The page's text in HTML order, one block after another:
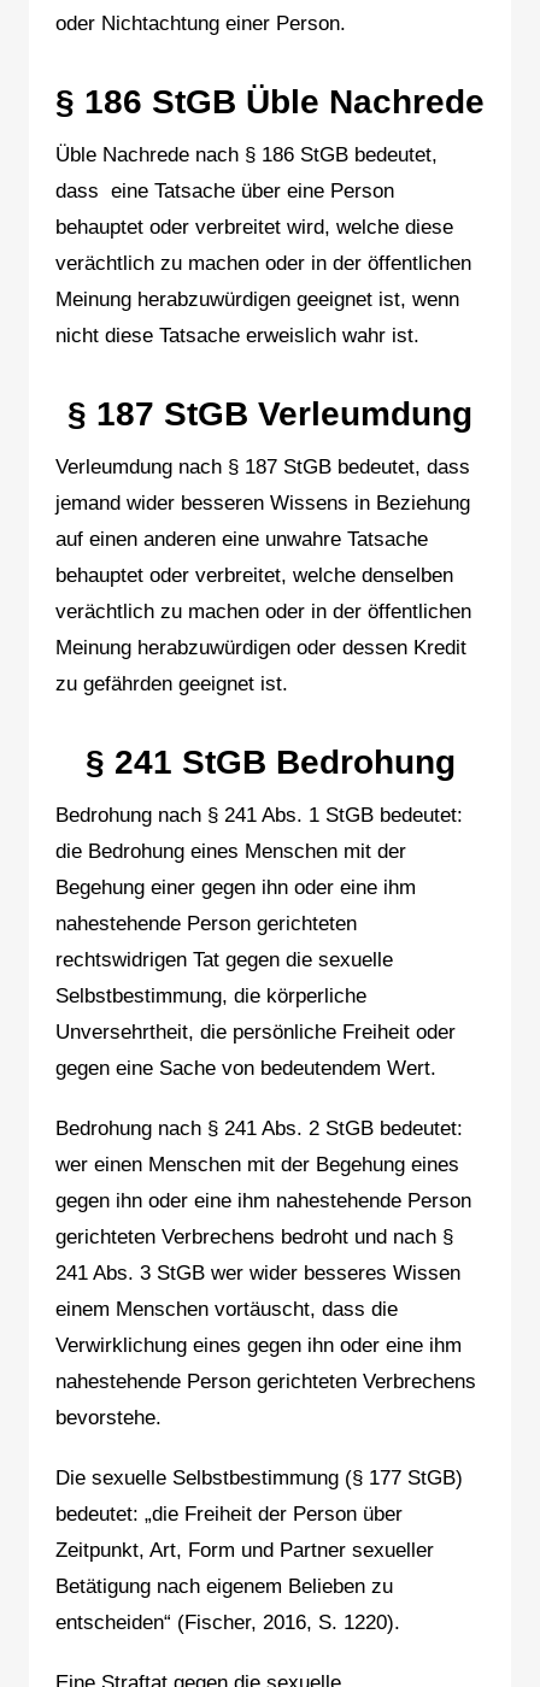
oder Nichtachtung einer Person.
§ 186 StGB Üble Nachrede
Üble Nachrede nach § 186 StGB bedeutet,
dass eine Tatsache über eine Person
behauptet oder verbreitet wird, welche diese
verächtlich zu machen oder in der öffentlichen
Meinung herabzuwürdigen geeignet ist, wenn
nicht diese Tatsache erweislich wahr ist.
§ 187 StGB Verleumdung
Verleumdung nach § 187 StGB bedeutet, dass
jemand wider besseren Wissens in Beziehung
auf einen anderen eine unwahre Tatsache
behauptet oder verbreitet, welche denselben
verächtlich zu machen oder in der öffentlichen
Meinung herabzuwürdigen oder dessen Kredit
zu gefährden geeignet ist.
§ 241 StGB Bedrohung
Bedrohung nach § 241 Abs. 1 StGB bedeutet:
die Bedrohung eines Menschen mit der
Begehung einer gegen ihn oder eine ihm
nahestehende Person gerichteten
rechtswidrigen Tat gegen die sexuelle
Selbstbestimmung, die körperliche
Unversehrtheit, die persönliche Freiheit oder
gegen eine Sache von bedeutendem Wert.
Bedrohung nach § 241 Abs. 2 StGB bedeutet:
wer einen Menschen mit der Begehung eines
gegen ihn oder eine ihm nahestehende Person
gerichteten Verbrechens bedroht und nach §
241 Abs. 3 StGB wer wider besseres Wissen
einem Menschen vortäuscht, dass die
Verwirklichung eines gegen ihn oder eine ihm
nahestehende Person gerichteten Verbrechens
bevorstehe.
Die sexuelle Selbstbestimmung (§ 177 StGB)
bedeutet: „die Freiheit der Person über
Zeitpunkt, Art, Form und Partner sexueller
Betätigung nach eigenem Belieben zu
entscheiden“ (Fischer, 2016, S. 1220).